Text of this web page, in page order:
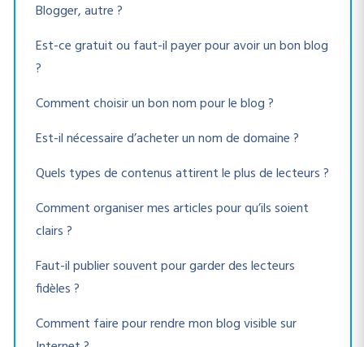
Blogger, autre ?
Est-ce gratuit ou faut-il payer pour avoir un bon blog
?
Comment choisir un bon nom pour le blog ?
Est-il nécessaire d’acheter un nom de domaine ?
Quels types de contenus attirent le plus de lecteurs ?
Comment organiser mes articles pour qu’ils soient
clairs ?
Faut-il publier souvent pour garder des lecteurs
fidèles ?
Comment faire pour rendre mon blog visible sur